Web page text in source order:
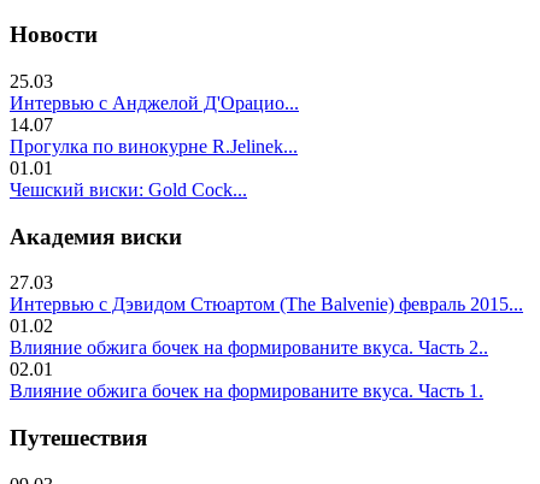
Новости
25.03
Интервью с Анджелой Д'Орацио...
14.07
Прогулка по винокурне R.Jelinek...
01.01
Чешский виски: Gold Cock...
Академия виски
27.03
Интервью с Дэвидом Стюартом (The Balvenie) февраль 2015...
01.02
Влияние обжига бочек на формированите вкуса. Часть 2..
02.01
Влияние обжига бочек на формированите вкуса. Часть 1.
Путешествия